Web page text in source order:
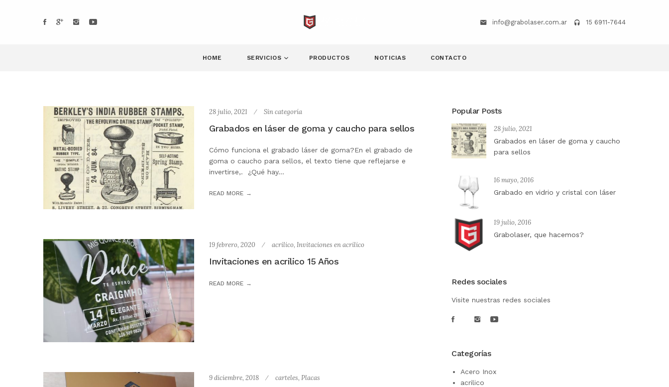
info@grabolaser.com.ar 15 6911-7644
HOME SERVICIOS PRODUCTOS NOTICIAS CONTACTO
28 julio, 2021 Sin categoría
Grabados en láser de goma y caucho para sellos
Cómo funciona el grabado láser de goma?En el grabado de
goma o caucho para sellos, el texto tiene que reflejarse e
invertirse,. ¿Qué hay...
READ MORE
19 febrero, 2020 acrilico,Invitaciones en acrilico
Invitaciones en acrilico 15 Años
READ MORE
9 diciembre, 2018 carteles,Placas
Popular Posts
28 julio, 2021
Grabados en láser de goma y caucho
para sellos
16 mayo, 2016
Grabado en vidrio y cristal con láser
19 julio, 2016
Grabolaser, que hacemos?
Redes sociales
Visite nuestras redes sociales
Categorías
Acero Inox
acrilico